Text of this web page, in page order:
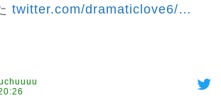
twitter.com/dramaticlove6/…